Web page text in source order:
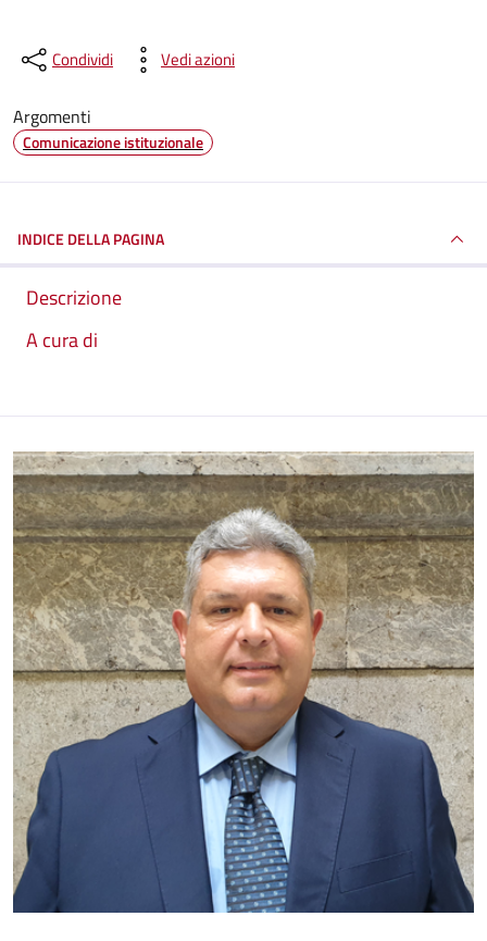
Condividi Vedi azioni
Argomenti
Comunicazione istituzionale
INDICE DELLA PAGINA
Descrizione
A cura di